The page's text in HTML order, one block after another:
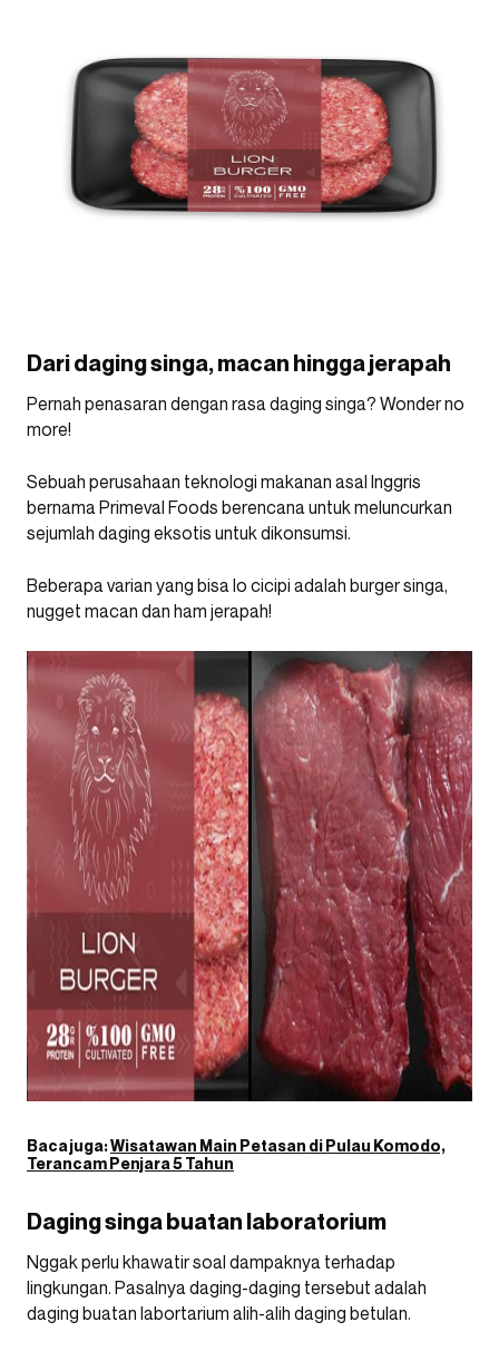
Dari daging singa, macan hingga jerapah
Pernah penasaran dengan rasa daging singa? Wonder no
more!
Sebuah perusahaan teknologi makanan asal Inggris
bernama Primeval Foods berencana untuk meluncurkan
sejumlah daging eksotis untuk dikonsumsi.
Beberapa varian yang bisa lo cicipi adalah burger singa,
nugget macan dan ham jerapah!
Baca juga:Wisatawan Main Petasan di Pulau Komodo,
Terancam Penjara 5 Tahun
Daging singa buatan laboratorium
Nggak perlu khawatir soal dampaknya terhadap
lingkungan. Pasalnya daging-daging tersebut adalah
daging buatan labortarium alih-alih daging betulan.